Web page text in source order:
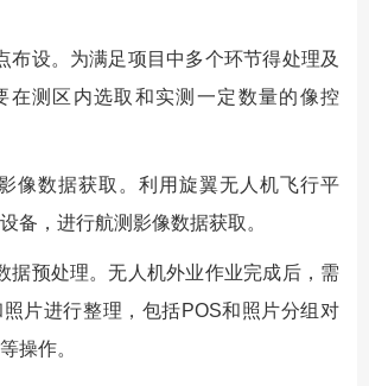
布设。为满足项目中多个环节得处理及
在测区内选取和实测一定数量的像控
像数据获取。利用旋翼无人机飞行平
备，进行航测影像数据获取。
据预处理。无人机外业作业完成后，需
片进行整理，包括POS和照片分组对
操作。